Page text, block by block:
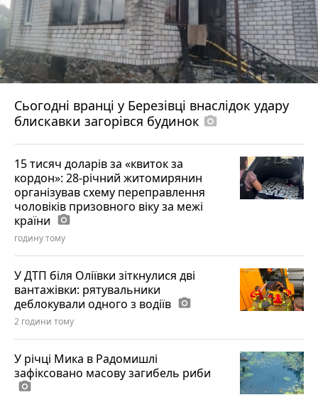
Сьогодні вранці у Березівці внаслідок удару
блискавки загорівся будинок photo_camera
15 тисяч доларів за «квиток за
кордон»: 28-річний житомирянин
організував схему переправлення
чоловіків призовного віку за межі
країни photo_camera
годину тому
У ДТП біля Оліївки зіткнулися дві
вантажівки: рятувальники
деблокували одного з водіїв photo_camera
2 години тому
У річці Мика в Радомишлі
зафіксовано масову загибель риби
photo_camera